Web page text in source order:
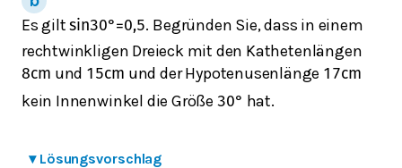
Es giltsin30°=0,5. Begründen Sie, dass in einem
rechtwinkligen Dreieck mit den Kathetenlängen
8cm und 15cm und der Hypotenusenlänge 17cm
kein Innenwinkel die Größe 30° hat.
▾ Lösungsvorschlag